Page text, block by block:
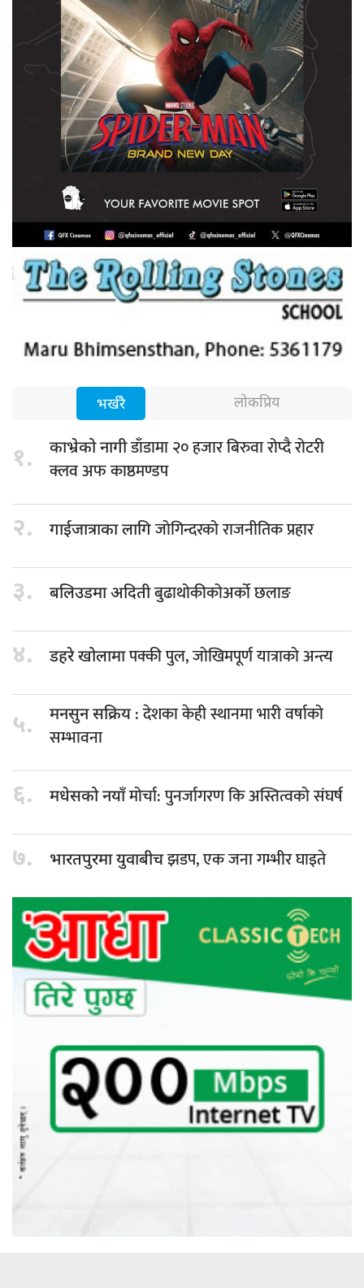
भर्खरै लोकप्रिय
१. काभ्रेको नागीडाँडामा २० हजार बिरुवा रोप्दै रोटरी
क्लव अफ काष्ठमण्डप
२. गाईजात्राका लागिजोगिन्दरको राजनीतिक प्रहार
३. बलिउडमा अदितीबुढाथोकीकोअर्को छलाङ
४. डहरे खोलामापक्की पुल, जोखिमपूर्ण यात्राको अन्त्य
५. मनसुन सक्रिय: देशका केही स्थानमा भारी वर्षाको
सम्भावना
६. मधेसको नयाँमोर्चा: पुनर्जागरण कि अस्तित्वको संघर्ष
७. भारतपुरमा युवाबीचझडप, एक जना गम्भीर घाइते